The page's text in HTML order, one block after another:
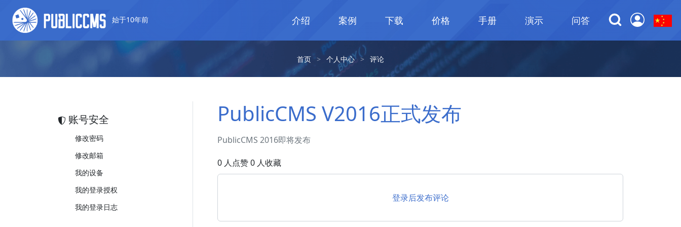
始于10年前 介绍 案例 下载 价格 手册 演示 问答
首页 > 个人中心 > 评论
账号安全
修改密码
修改邮箱
我的设备
我的登录授权
我的登录日志
PublicCMS V2016正式发布
PublicCMS 2016即将发布
0 人点赞 0 人收藏
登录后发布评论